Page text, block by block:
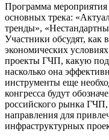
Программа мероприятия
основных трека:
тренды»,
Участники обсудят, как
экономических
проекты ГЧП, какую
насколько она
инструменты еще
конгресса будут
российского рынка
направления для
инфраструктурных